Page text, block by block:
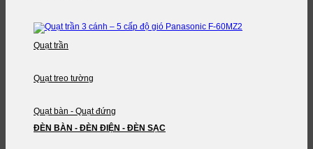
Quạt trần
Quạt treo tường
Quạt bàn - Quạt đứng
ĐÈN BÀN - ĐÈN ĐIỆN - ĐÈN SẠC